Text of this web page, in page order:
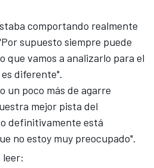
comportando realmente
supuesto siempre puede
que vamos a analizarlo para el
diferente".
un poco más de agarre
mejor pista del
definitivamente está
no estoy muy preocupado".
leer: